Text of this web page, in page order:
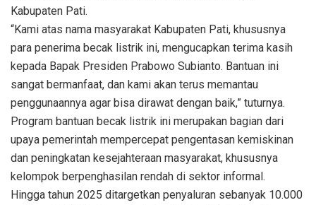
Kabupaten Pati.
“Kami atas nama masyarakat Kabupaten Pati, khususnya
para penerima becak listrik ini, mengucapkan terima kasih
kepada Bapak Presiden Prabowo Subianto. Bantuan ini
sangat bermanfaat, dan kami akan terus memantau
penggunaannya agar bisa dirawat dengan baik,” tuturnya.
Program bantuan becak listrik ini merupakan bagian dari
upaya pemerintah mempercepat pengentasan kemiskinan
dan peningkatan kesejahteraan masyarakat, khususnya
kelompok berpenghasilan rendah di sektor informal.
Hingga tahun 2025 ditargetkan penyaluran sebanyak 10.000